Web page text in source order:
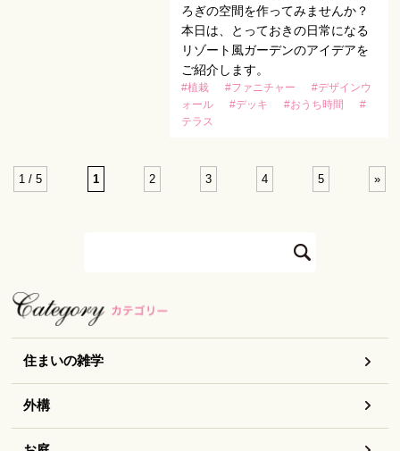
ろぎの空間を作ってみませんか？
本日は、とっておきの日常になる
リゾート風ガーデンのアイデアを
ご紹介します。
#植栽 #ファニチャー
#デザインウ
ォール
#デッキ #おうち時間
#
テラス
1 / 5 1 2 3 4 5 »
住まいの雑学
外構